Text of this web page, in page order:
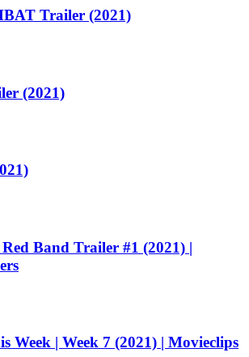
Trailer (2021)
(2021)
Band Trailer #1 (2021) |
Week | Week 7 (2021) | Movieclips